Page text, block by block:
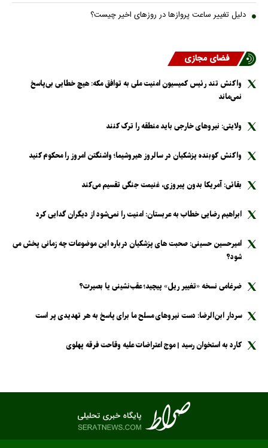
دلیل تغییر ساعت پروازها در روزهای اخیر چیست؟
فضای مجازی
واکنش تند رئیس کمیسیون امنیت ملی به توافق مکه: هیچ خطایی بی‌پاسخ
نمی‌ماند
ولایتی: نیرو‌های خارجی باید منطقه را ترک کنند
واکنش کوبنده پزشکیان در سالروز هیروشیما؛ واشنگتن امروز را محکوم کنید
بقائی: آمریکا بدون پیروزی، غنیمت جنگی تقسیم می‌کند
ابراهیم رضایی خطاب به عربستان: امنیت را نمی‌شود از دیگران گدایی کرد
امیرحسین حسینی: صحبت های پزشکیان درباره این موضوعات چه زمانی پخش می
شود؟
ضرغامی نسخه «تغییر ریل» پیچید؛ عقب‌نشینی یا بصیرت؟
سردار ابن‌الرضا: دست نیرو‌های مسلح ما برای پاسخ به هر تهدیدی پر است
کارد به استخوان رسید | موج اعتراضات علیه وقاحت فرقه پهلوی